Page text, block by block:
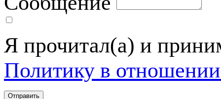
Я прочитал(а) и
Политику в